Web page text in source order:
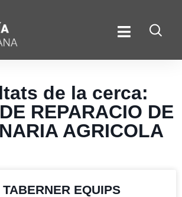
de la cerca:
REPARACIO DE
AGRICOLA
EQUIPS